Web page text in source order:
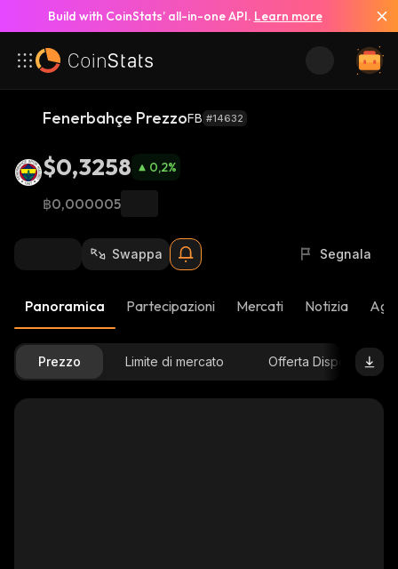
Build with CoinStats’ all-in-one API. Learn more
Fenerbahçe PrezzoFB #14632
$0,3258 0,2%
฿0,000005
Swappa Segnala
Panoramica Partecipazioni Mercati Notizia
Prezzo Limite di mercato Offerta Disponibile